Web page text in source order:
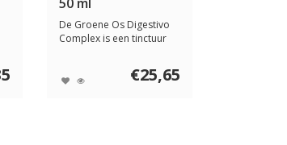
De Groene Os Digestivo
Complex is een tinctuur
€25,65